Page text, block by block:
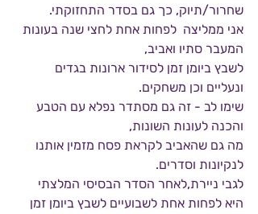
שחרור/תיוק, כך גם בסדר התחזוקתי.
אני ממליצה  לפחות אחת לחצי שנה בעונות
המעבר סתיו ואביב,
לשבץ ביומן זמן לסידור ארונות בגדים
ונעליים וכן משחקים.
שימו לב - זה גם מסתדר נפלא עם הטבע
והכנה לעונות השונות,
מה גם שהאביב לקראת פסח מזמין אותנו
לנקיונות וסדרים.
לגבי ניירת,לאחר הסדר הבסיסי המלצתי
היא לפחות אחת לשבועיים לשבץ ביומן זמן